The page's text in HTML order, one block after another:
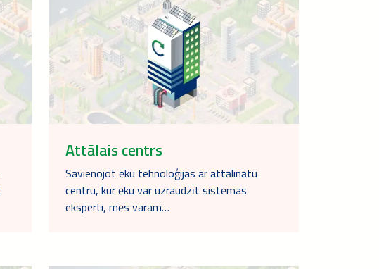
Attālais centrs
Savienojot ēku tehnoloģijas ar attālinātu
centru, kur ēku var uzraudzīt sistēmas
eksperti, mēs varam…